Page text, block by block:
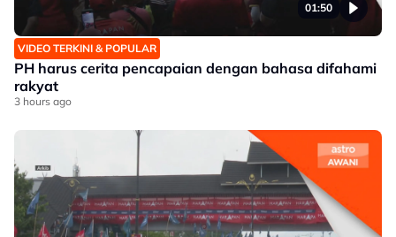
01:50
VIDEO TERKINI & POPULAR
PH harus cerita pencapaian dengan bahasa difahami
rakyat
3 hours ago